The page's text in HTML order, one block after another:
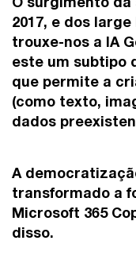
2017, e dos
trouxe-nos a IA
este um subtipo
que permite a
(como texto,
dados
A
transformado a
Microsoft 365
disso.